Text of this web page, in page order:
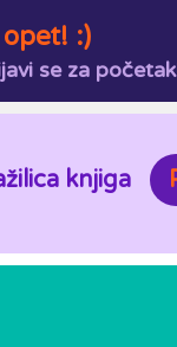
:)
se za
knjiga